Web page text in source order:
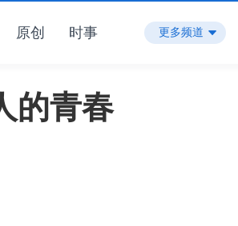
原创 时事 更多频道
的青春